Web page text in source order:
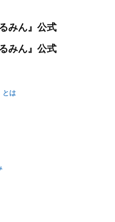
みん』公式
みん』公式
とは